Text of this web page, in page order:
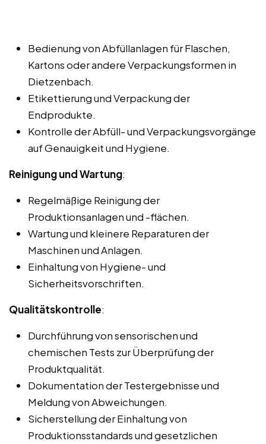
Bedienung von Abfüllanlagen für Flaschen,
Kartons oder andere Verpackungsformen in
Dietzenbach.
Etikettierung und Verpackung der
Endprodukte.
Kontrolle der Abfüll- und Verpackungsvorgänge
auf Genauigkeit und Hygiene.
Reinigung und Wartung:
Regelmäßige Reinigung der
Produktionsanlagen und -flächen.
Wartung und kleinere Reparaturen der
Maschinen und Anlagen.
Einhaltung von Hygiene- und
Sicherheitsvorschriften.
Qualitätskontrolle:
Durchführung von sensorischen und
chemischen Tests zur Überprüfung der
Produktqualität.
Dokumentation der Testergebnisse und
Meldung von Abweichungen.
Sicherstellung der Einhaltung von
Produktionsstandards und gesetzlichen